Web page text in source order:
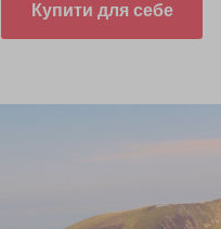
Купити для себе